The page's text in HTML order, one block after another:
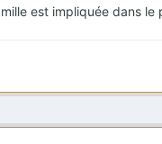
est impliquée dans